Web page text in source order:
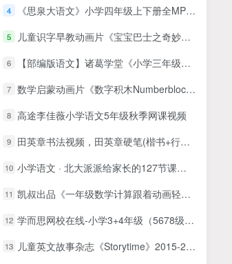
4 《思泉大语文》小学四年级上下册全MP4视频+ PDF讲义课程，（可在线试看）
5 儿童识字早教动画片《宝宝巴士之奇妙汉字》第1-2季全48集 早教识字动画片课程 百度网盘下载
6 【部编版语文】诸葛学堂《小学三年级课程同步讲解视频+基础扩展课》MP4视频+试卷PDF
7 数学启蒙动画片《数字积木Numberblocks》第1-4季全90集
8 高途李佳薇小学语文5年级秋季网课视频
9 田英章书法视频，田英章硬笔(楷书+行书)专业教程书法讲座
10 小学语文 · 北大派派给家长的127节课（通关小学阅读）
11 凯叔出品《一年级数学计算跟着动画轻松搞定加减法》16节课完整版MP4视频课下载，小学1年级数学计算能力提高学习视频学习视频
12 学而思网校在线-小学3+4年级（5678级）数学思维培养网课MP4视频PDF教材
13 儿童英文故事杂志《Storytime》2015-2024年全套合集，适合4-9岁